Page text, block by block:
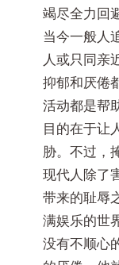
竭尽全力回
当今一般人
人或只同亲
抑郁和厌倦
活动都是帮
目的在于让
胁。不过，
现代人除了
带来的耻辱
满娱乐的世
没有不顺心